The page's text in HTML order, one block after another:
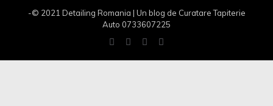
-© 2021 Detailing Romania | Un blog de Curatare Tapiterie
Auto 0733607225